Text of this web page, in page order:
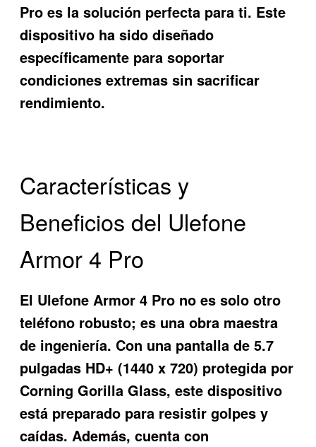
Pro es la solución perfecta para ti. Este
dispositivo ha sido diseñado
específicamente para soportar
condiciones extremas sin sacrificar
rendimiento.
Características y
Beneficios del Ulefone
Armor 4 Pro
El Ulefone Armor 4 Pro no es solo otro
teléfono robusto; es una obra maestra
de ingeniería. Con una pantalla de 5.7
pulgadas HD+ (1440 x 720) protegida por
Corning Gorilla Glass, este dispositivo
está preparado para resistir golpes y
caídas. Además, cuenta con